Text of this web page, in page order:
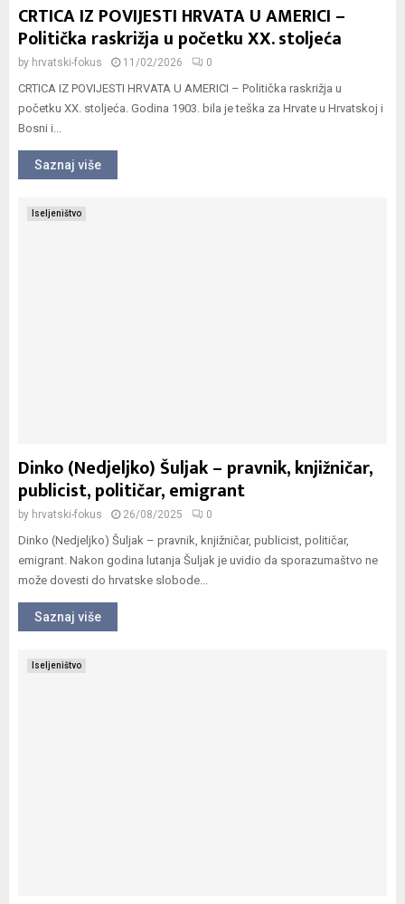
CRTICA IZ POVIJESTI HRVATA U AMERICI –
Politička raskrižja u početku XX. stoljeća
by hrvatski-fokus 11/02/2026 0
CRTICA IZ POVIJESTI HRVATA U AMERICI – Politička raskrižja u
početku XX. stoljeća. Godina 1903. bila je teška za Hrvate u Hrvatskoj i
Bosni i...
Saznaj više
Iseljeništvo
Dinko (Nedjeljko) Šuljak – pravnik, knjižničar,
publicist, političar, emigrant
by hrvatski-fokus 26/08/2025 0
Dinko (Nedjeljko) Šuljak – pravnik, knjižničar, publicist, političar,
emigrant. Nakon godina lutanja Šuljak je uvidio da sporazumaštvo ne
može dovesti do hrvatske slobode...
Saznaj više
Iseljeništvo